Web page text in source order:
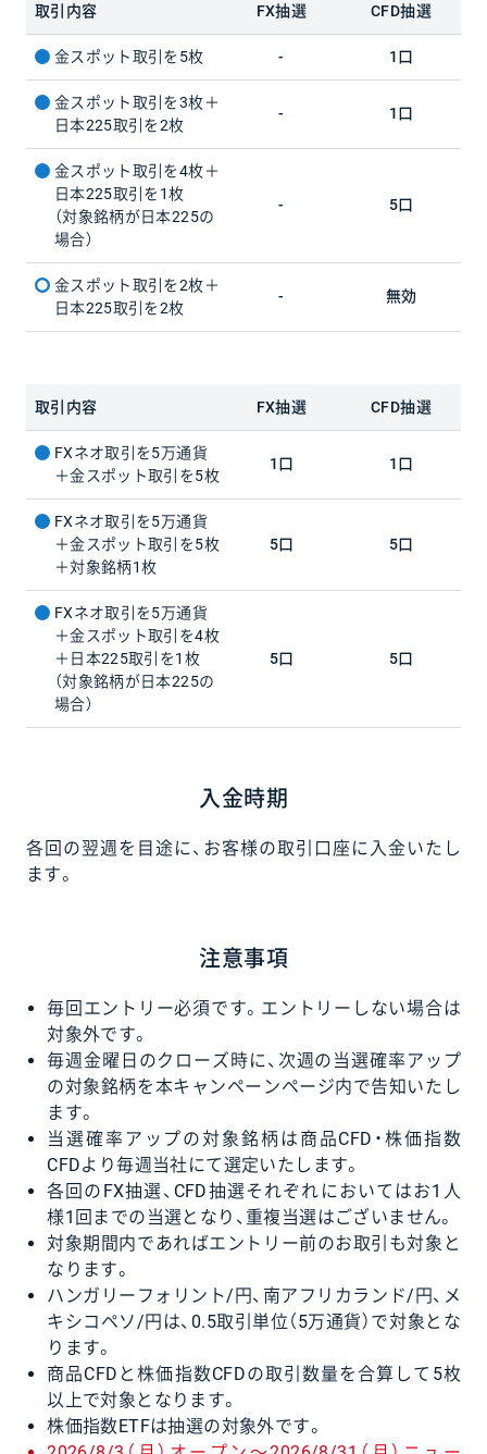
取引内容 FX抽選 CFD抽選
金スポット取引を5枚 - 1口
金スポット取引を3枚＋
日本225取引を2枚
- 1口
金スポット取引を4枚＋
日本225取引を1枚
（対象銘柄が日本225の
場合）
- 5口
金スポット取引を2枚＋
日本225取引を2枚
- 無効
取引内容 FX抽選 CFD抽選
FXネオ取引を5万通貨
＋金スポット取引を5枚
1口 1口
FXネオ取引を5万通貨
＋金スポット取引を5枚
＋対象銘柄1枚
5口 5口
FXネオ取引を5万通貨
＋金スポット取引を4枚
＋日本225取引を1枚
（対象銘柄が日本225の
場合）
5口 5口
入金時期
各回の翌週を目途に、お客様の取引口座に入金いたし
ます。
注意事項
毎回エントリー必須です。エントリーしない場合は
対象外です。
毎週金曜日のクローズ時に、次週の当選確率アップ
の対象銘柄を本キャンペーンページ内で告知いたし
ます。
当選確率アップの対象銘柄は商品CFD・株価指数
CFDより毎週当社にて選定いたします。
各回のFX抽選、CFD抽選それぞれにおいてはお1人
様1回までの当選となり、重複当選はございません。
対象期間内であればエントリー前のお取引も対象と
なります。
ハンガリーフォリント/円、南アフリカランド/円、メ
キシコペソ/円は、0.5取引単位（5万通貨）で対象とな
ります。
商品CFDと株価指数CFDの取引数量を合算して5枚
以上で対象となります。
株価指数ETFは抽選の対象外です。